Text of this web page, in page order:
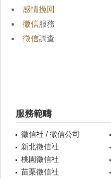
感情挽回
徵信服務
徵信調查
服務範疇
徵信社 / 徵信公司
新北徵信社
桃園徵信社
苗栗徵信社